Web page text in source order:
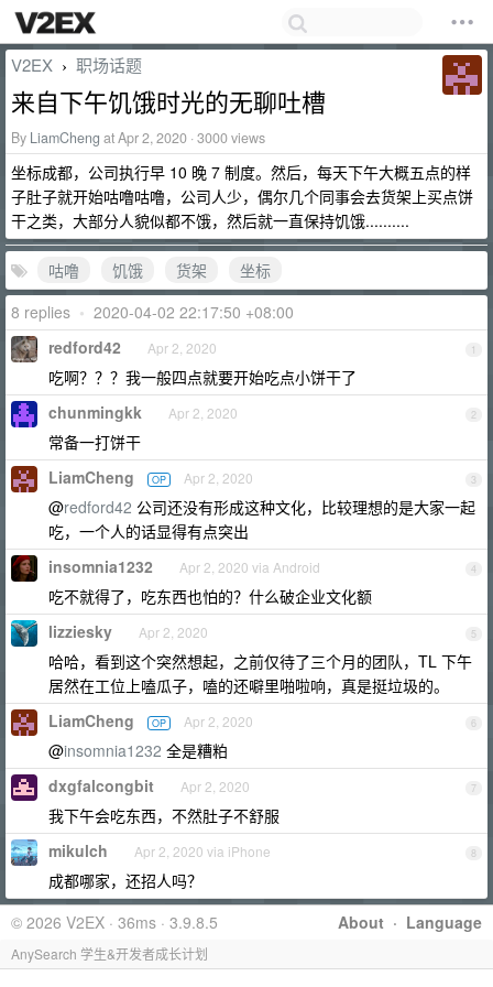
V2EX › 职场话题
来自下午饥饿时光的无聊吐槽
By LiamCheng at Apr 2, 2020 · 3000 views
坐标成都，公司执行早 10 晚 7 制度。然后，每天下午大概五点的样
子肚子就开始咕噜咕噜，公司人少，偶尔几个同事会去货架上买点饼
干之类，大部分人貌似都不饿，然后就一直保持饥饿..........
咕噜 饥饿 货架
坐标
8 replies • 2020-04-02 22:17:50 +08:00
1
redford42 Apr 2, 2020
吃啊？？？我一般四点就要开始吃点小饼干了
2
chunmingkk Apr 2, 2020
常备一打饼干
3
LiamCheng OP Apr 2, 2020
@redford42 公司还没有形成这种文化，比较理想的是大家一起
吃，一个人的话显得有点突出
4
insomnia1232 Apr 2, 2020 via Android
吃不就得了，吃东西也怕的？什么破企业文化额
5
lizziesky Apr 2, 2020
哈哈，看到这个突然想起，之前仅待了三个月的团队，TL 下午
居然在工位上嗑瓜子，嗑的还噼里啪啦响，真是挺垃圾的。
6
LiamCheng OP Apr 2, 2020
@insomnia1232 全是糟粕
7
dxgfalcongbit Apr 2, 2020
我下午会吃东西，不然肚子不舒服
8
mikulch Apr 2, 2020 via iPhone
成都哪家，还招人吗？
About · Language
© 2026 V2EX · 36ms · 3.9.8.5
AnySearch 学生&开发者成长计划